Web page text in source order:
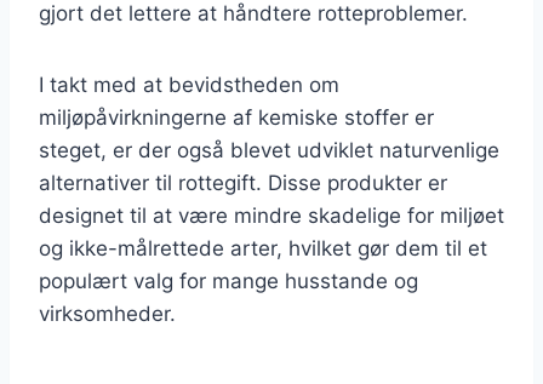
gjort det lettere at håndtere rotteproblemer.
I takt med at bevidstheden om
miljøpåvirkningerne af kemiske stoffer er
steget, er der også blevet udviklet naturvenlige
alternativer til rottegift. Disse produkter er
designet til at være mindre skadelige for miljøet
og ikke-målrettede arter, hvilket gør dem til et
populært valg for mange husstande og
virksomheder.